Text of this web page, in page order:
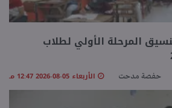
المرحلة الأولي لطلاب
حفصة مدحت الأربعاء 05-08-2026 12:47 مـ